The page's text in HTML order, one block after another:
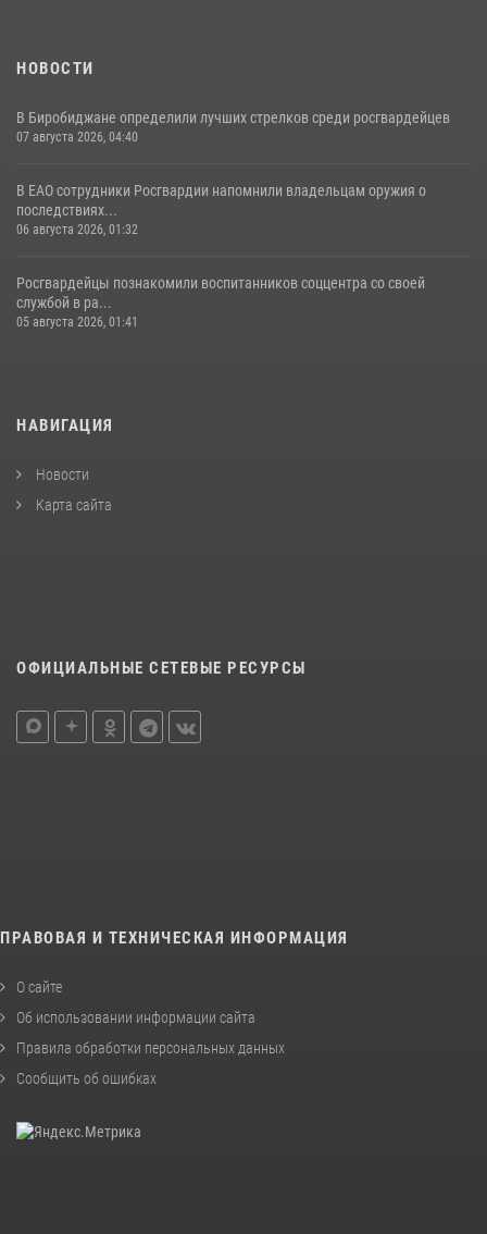
НОВОСТИ
В Биробиджане определили лучших стрелков среди росгвардейцев
07 августа 2026, 04:40
В ЕАО сотрудники Росгвардии напомнили владельцам оружия о
последствиях...
06 августа 2026, 01:32
Росгвардейцы познакомили воспитанников соццентра со своей
службой в ра...
05 августа 2026, 01:41
НАВИГАЦИЯ
Новости
Карта сайта
ОФИЦИАЛЬНЫЕ СЕТЕВЫЕ РЕСУРСЫ
ПРАВОВАЯ И ТЕХНИЧЕСКАЯ ИНФОРМАЦИЯ
О сайте
Об использовании информации сайта
Правила обработки персональных данных
Сообщить об ошибках